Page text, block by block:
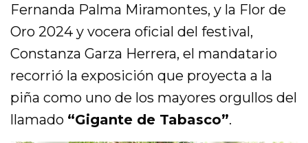
Fernanda Palma Miramontes, y la Flor de
Oro 2024 y vocera oficial del festival,
Constanza Garza Herrera, el mandatario
recorrió la exposición que proyecta a la
piña como uno de los mayores orgullos del
llamado “Gigante de Tabasco”.